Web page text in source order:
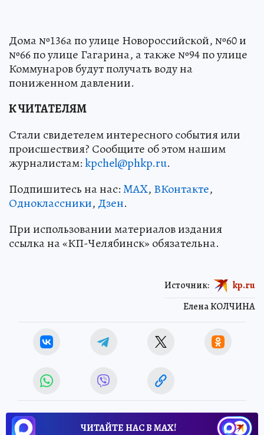
Дома №136а по улице Новороссийской, №60 и
№66 по улице Гагарина, а также №94 по улице
Коммунаров будут получать воду на
пониженном давлении.
К ЧИТАТЕЛЯМ
Стали свидетелем интересного события или
происшествия? Сообщите об этом нашим
журналистам:kpchel@phkp.ru.
Подпишитесь на нас:MAX, ВКонтакте,
Одноклассники, Дзен.
При использовании материалов издания
ссылка на «КП-Челябинск» обязательна.
Елена КОЛЧИНА
Источник: kp.ru
ЧИТАЙТЕ НАС В МАХ!